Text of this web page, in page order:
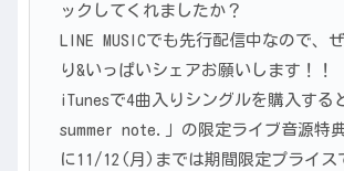
ックしてくれましたか？
LINE MUSICでも先行配信中なので、
り&いっぱいシェアお願いします！！
iTunesで4曲入りシングルを購入する
summer note.」の限定ライブ音源特
に11/12(月)までは期間限定プライス